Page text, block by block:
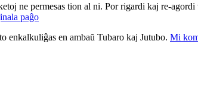
ne permesas tion al ni. Por rigardi kaj re-
paĝo
enkalkuliĝas en ambaŭ Tubaro kaj Jutubo. Mi